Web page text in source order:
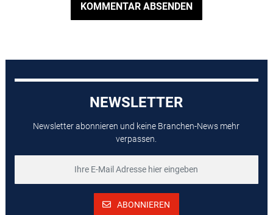
KOMMENTAR ABSENDEN
NEWSLETTER
Newsletter abonnieren und keine Branchen-News mehr
verpassen.
ABONNIEREN